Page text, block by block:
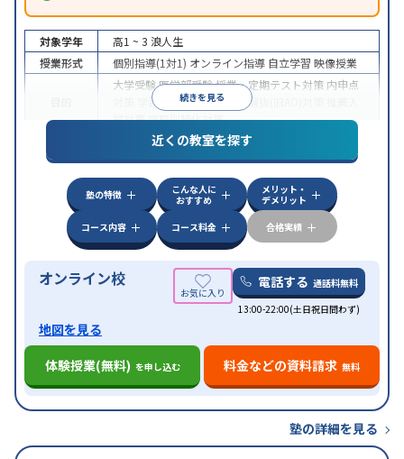
続きを見る
対象学年 高1 ~ 3 浪人生
授業形式
個別指導(1対1) オンライン指導 自立学習 映像授業
大学受験医学部受験授業・定期テスト対策 内申点
学習習慣の定着 総合型選抜(旧AO)対策
試対策学校別特化対策
特徴
中高一貫校生に対応授業の振替可能
学習にPC・タブレットを利用オンライン対応1
科目から受講可能
近くの教室を探す
塾の特徴
こんな人に
おすすめ
メリット・
デメリット
コース内容
コース料金 合格実績
オンライン校 電話する 通話料無料
13:00-22:00(土日祝日問わず)
地図を見る
体験授業(無料) を申し込む 料金などの資料請求 無料
塾の詳細を見る